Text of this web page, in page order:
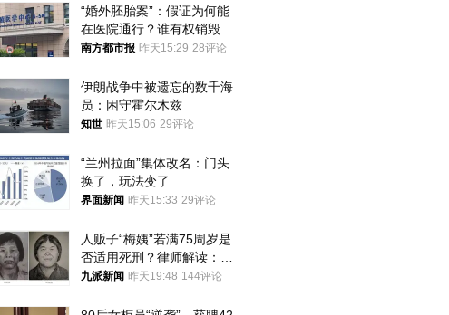
“婚外胚胎案”：假证为何能
在医院通行？谁有权销毁胚
胎？
南方都市报 昨天15:29 28评论
伊朗战争中被遗忘的数千海
员：困守霍尔木兹
知世 昨天15:06 29评论
“兰州拉面”集体改名：门头
换了，玩法变了
界面新闻 昨天15:33 29评论
人贩子“梅姨”若满75周岁是
否适用死刑？律师解读：很
大概率不会被判处死刑
九派新闻 昨天19:48 144评论